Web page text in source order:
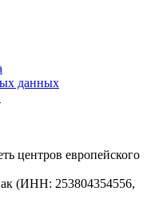
данных
центров европейского
(ИНН: 253804354556,